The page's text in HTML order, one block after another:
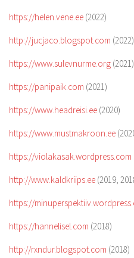
https://helen.vene.ee (2022)
http://jucjaco.blogspot.com (2022)
https://www.sulevnurme.org (2021)
https://panipaik.com (2021)
https://www.headreisi.ee (2020)
https://www.mustmakroon.ee
https://violakasak.wordpress.com
http://www.kaldkriips.ee (2019,
https://
https://hannelisel.com (2018)
http://rxndur.blogspot.com (2018)